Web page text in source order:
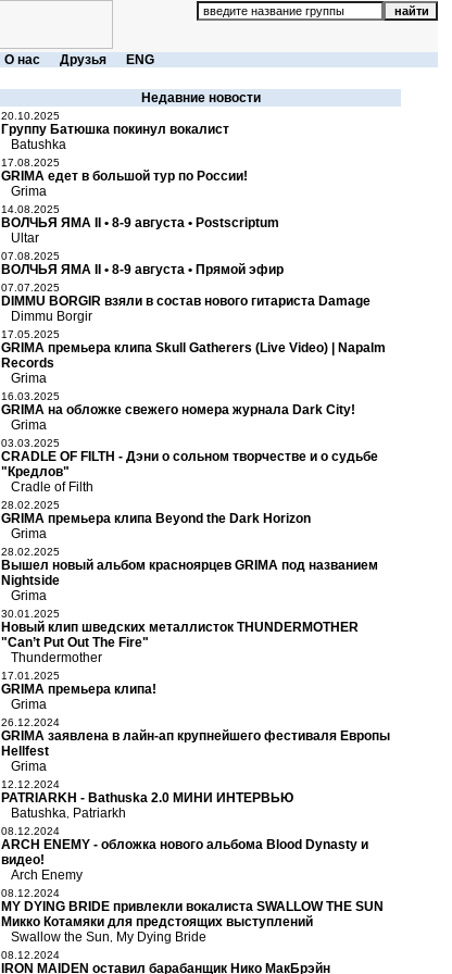
О нас Друзья ENG
Недавние новости
20.10.2025
Группу Батюшка покинул вокалист
Batushka
17.08.2025
GRIMA едет в большой тур по России!
Grima
14.08.2025
ВОЛЧЬЯ ЯМА II • 8-9 августа • Postscriptum
Ultar
07.08.2025
ВОЛЧЬЯ ЯМА II • 8-9 августа • Прямой эфир
07.07.2025
DIMMU BORGIR взяли в состав нового гитариста Damage
Dimmu Borgir
17.05.2025
GRIMA премьера клипа Skull Gatherers (Live Video) | Napalm
Records
Grima
16.03.2025
GRIMA на обложке свежего номера журнала Dark City!
Grima
03.03.2025
CRADLE OF FILTH - Дэни о сольном творчестве и о судьбе
"Кредлов"
Cradle of Filth
28.02.2025
GRIMA премьера клипа Beyond the Dark Horizon
Grima
28.02.2025
Вышел новый альбом красноярцев GRIMA под названием
Nightside
Grima
30.01.2025
Новый клип шведских металлисток THUNDERMOTHER
"Can’t Put Out The Fire"
Thundermother
17.01.2025
GRIMA премьера клипа!
Grima
26.12.2024
GRIMA заявлена в лайн-ап крупнейшего фестиваля Европы
Hellfest
Grima
12.12.2024
PATRIARKH - Bathuska 2.0 МИНИ ИНТЕРВЬЮ
Batushka Patriarkh
08.12.2024
ARCH ENEMY - обложка нового альбома Blood Dynasty и
видео!
Arch Enemy
08.12.2024
MY DYING BRIDE привлекли вокалиста SWALLOW THE SUN
Микко Котамяки для предстоящих выступлений
Swallow the Sun
My Dying Bride
08.12.2024
IRON MAIDEN оставил барабанщик Нико МакБрэйн